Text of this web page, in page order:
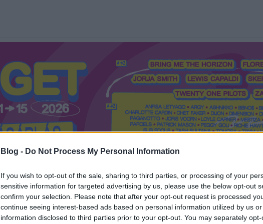
Blog - Do Not Process My Personal Information
If you wish to opt-out of the sale, sharing to third parties, or processing of your
sensitive information for targeted advertising by us, please use the below opt-out
confirm your selection. Please note that after your opt-out request is processed
continue seeing interest-based ads based on personal information utilized by us
information disclosed to third parties prior to your opt-out. You may separately
Mi a Recorder? Hol a Recorder? Előfizetés Régi Recorderek